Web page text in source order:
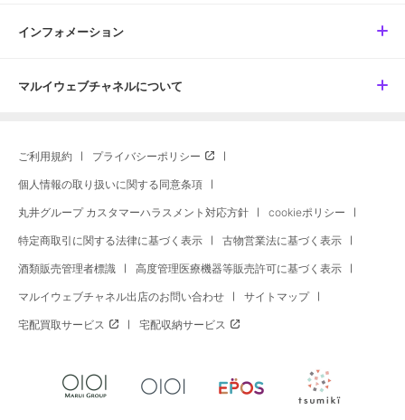
インフォメーション
マルイウェブチャネルについて
ご利用規約 プライバシーポリシー
個人情報の取り扱いに関する同意条項
丸井グループ カスタマーハラスメント対応方針 cookieポリシー
特定商取引に関する法律に基づく表示 古物営業法に基づく表示
酒類販売管理者標識 高度管理医療機器等販売許可に基づく表示
マルイウェブチャネル出店のお問い合わせ サイトマップ
宅配買取サービス 宅配収納サービス